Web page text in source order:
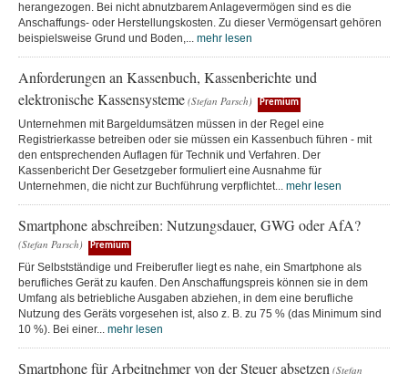
herangezogen. Bei nicht abnutzbarem Anlagevermögen sind es die
Anschaffungs- oder Herstellungskosten. Zu dieser Vermögensart gehören
beispielsweise Grund und Boden,... mehr lesen
Anforderungen an Kassenbuch, Kassenberichte und
elektronische Kassensysteme (Stefan Parsch) Premium
Unternehmen mit Bargeldumsätzen müssen in der Regel eine
Registrierkasse betreiben oder sie müssen ein Kassenbuch führen - mit
den entsprechenden Auflagen für Technik und Verfahren. Der
Kassenbericht Der Gesetzgeber formuliert eine Ausnahme für
Unternehmen, die nicht zur Buchführung verpflichtet... mehr lesen
Smartphone abschreiben: Nutzungsdauer, GWG oder AfA?
(Stefan Parsch) Premium
Für Selbstständige und Freiberufler liegt es nahe, ein Smartphone als
berufliches Gerät zu kaufen. Den Anschaffungspreis können sie in dem
Umfang als betriebliche Ausgaben abziehen, in dem eine berufliche
Nutzung des Geräts vorgesehen ist, also z. B. zu 75 % (das Minimum sind
10 %). Bei einer... mehr lesen
Smartphone für Arbeitnehmer von der Steuer absetzen (Stefan